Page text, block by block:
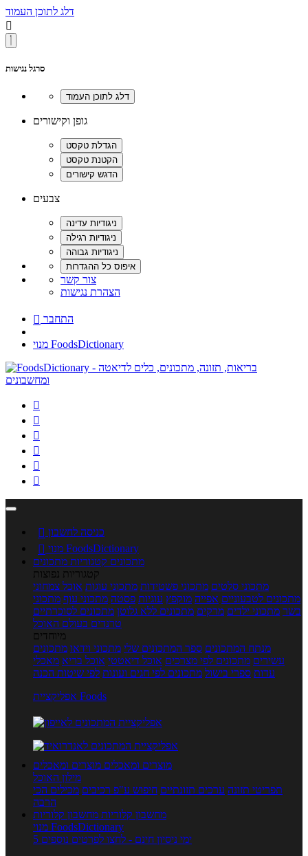
דלג לתוכן העמוד

סרגל נגישות
גופן וקישורים
צבעים
צור קשר
הצהרת נגישות
 התחבר
מנוי FoodsDictionary






 כניסה לחשבון

מנוי FoodsDictionary
מתכונים קטגוריות מתכונים
קטגוריות נפוצות
מתכוני סלטים מתכוני פשטידות מתכוני עוגות אוכל צמחוני
מתכונים לטבעוניים אפייה מוקפץ עוגיות פסטה מתכוני עוף מתכוני
בשר מתכוני ילדים מרקים מתכונים ללא גלוטן מתכונים לסוכרתיים
טרנדים בעולם האוכל
מיוחדים
מנתח המתכונים ספר המתכונים שלי מתכוני וידאו מתכונים
עשירים מתכונים לפי מצרכים אוכל דיאטטי אוכל בריא מאכלי
עדות ספרי בישול מתכונים לפי חגים ועונות לפי שיטות הכנה
אפליקציית Foods
מוצרים ומאכלים מוצרים ומאכלים
מילון האוכל
תפריטי תזונה ערכים תזונתיים חיפוש ע"פ רכיבים מכילים הכי
הרבה
מחשבון קלוריות מחשבון קלוריות
מנוי FoodsDictionary
5 ימי ניסיון חינם - לחצו לפרטים נוספים